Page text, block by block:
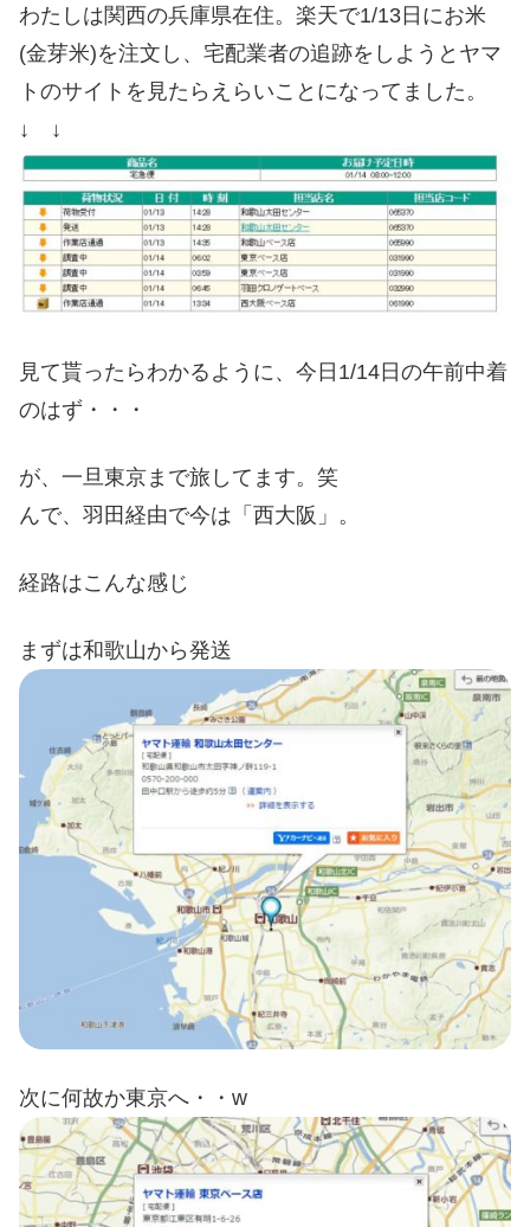
わたしは関西の兵庫県在住。楽天で1/13日にお米
(金芽米)を注文し、宅配業者の追跡をしようとヤマ
トのサイトを見たらえらいことになってました。
↓ ↓
見て貰ったらわかるように、今日1/14日の午前中着
のはず・・・
が、一旦東京まで旅してます。笑
んで、羽田経由で今は「西大阪」。
経路はこんな感じ
まずは和歌山から発送
次に何故か東京へ・・w